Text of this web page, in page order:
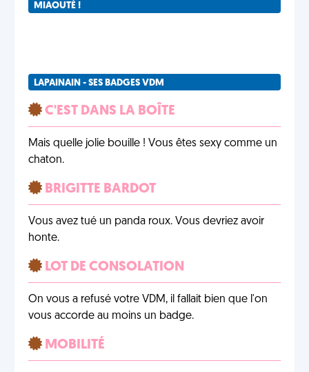
MIAOUTÉ !
LAPAINAIN - SES BADGES VDM
C'EST DANS LA BOÎTE
Mais quelle jolie bouille ! Vous êtes sexy comme un
chaton.
BRIGITTE BARDOT
Vous avez tué un panda roux. Vous devriez avoir
honte.
LOT DE CONSOLATION
On vous a refusé votre VDM, il fallait bien que l'on
vous accorde au moins un badge.
MOBILITÉ